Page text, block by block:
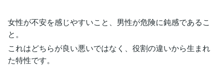
女性が不安を感じやすいこと、男性が危険に鈍感であるこ
と。
これはどちらが良い悪いではなく、役割の違いから生まれ
た特性です。